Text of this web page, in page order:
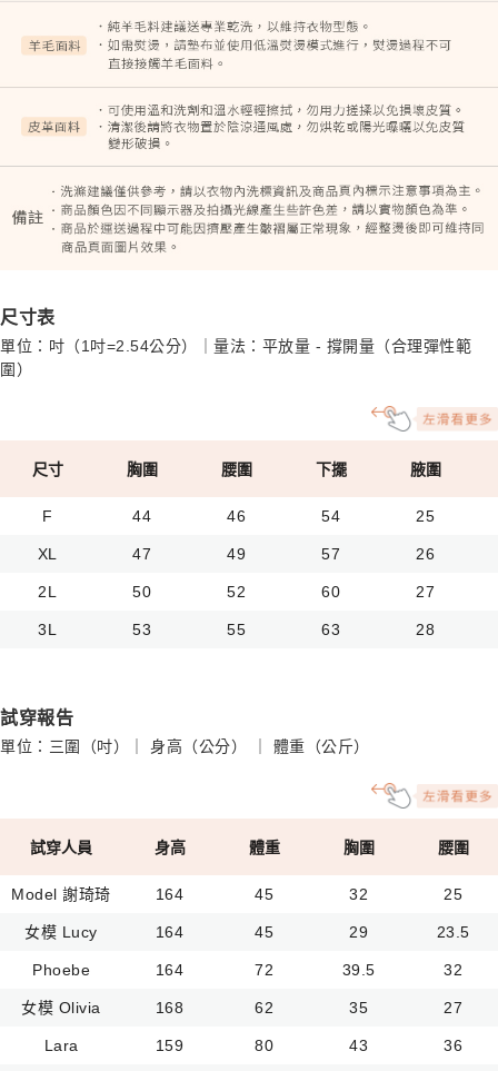
尺寸表
單位：吋（1吋=2.54公分）｜量法：平放量 - 撐開量（合理彈性範
圍）
尺寸 胸圍 腰圍 下擺 腋圍
F 44 46 54 25
XL 47 49 57 26
2L 50 52 60 27
3L 53 55 63 28
試穿報告
單位：三圍（吋）｜ 身高（公分） ｜ 體重（公斤）
試穿人員 身高 體重 胸圍 腰圍
Model 謝琦琦 164 45 32 25
女模 Lucy 164 45 29 23.5
Phoebe 164 72 39.5 32
女模 Olivia 168 62 35 27
Lara 159 80 43 36